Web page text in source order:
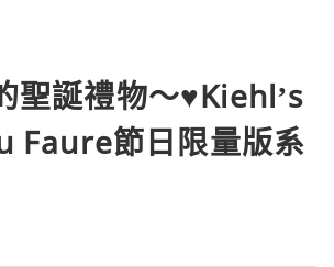
聖誕禮物～♥Kiehl’s
Faure節日限量版系